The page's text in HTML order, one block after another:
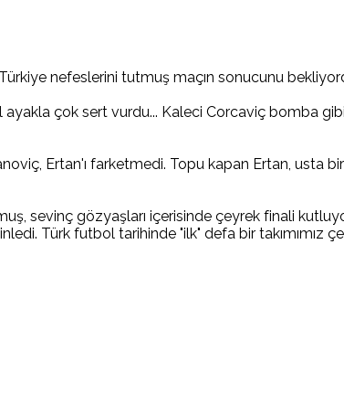
nefeslerini tutmuş maçın sonucunu
çok sert vurdu... Kaleci Corcaviç bomba
Ertan'ı farketmedi. Topu kapan Ertan, usta
sevinç gözyaşları içerisinde çeyrek finali
Türk futbol tarihinde "ilk" defa bir takımımız